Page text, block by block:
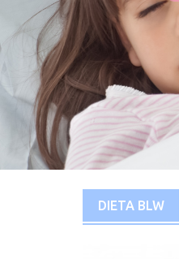
DIETA BLW